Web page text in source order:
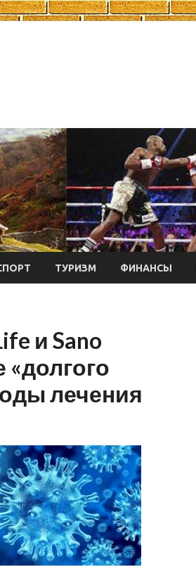
ТУРИЗМ ФИНАНСЫ
и Sano
лечения